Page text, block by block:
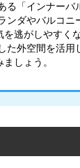
る「インナーバ
ンダやバルコニ
逃がしやすく
た外空間を活用
しょう。